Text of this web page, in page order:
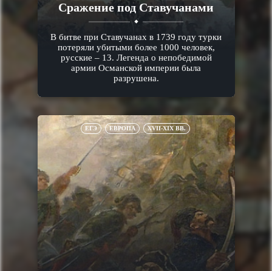
Сражение под Ставучанами
В битве при Ставучанах в 1739 году турки
потеряли убитыми более 1000 человек,
русские – 13. Легенда о непобедимой
армии Османской империи была
разрушена.
ЕГЭ ЕВРОПА XVII-XIX ВВ.